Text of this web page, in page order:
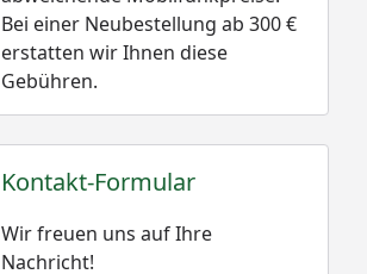
Bei einer Neubestellung ab 300 €
erstatten wir Ihnen diese
Gebühren.
Kontakt-Formular
Wir freuen uns auf Ihre
Nachricht!